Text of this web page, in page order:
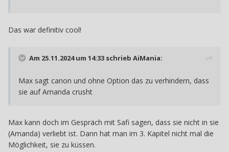
Das war definitiv cool!
Am 25.11.2024 um 14:33 schrieb AiMania:
Max sagt canon und ohne Option das zu verhindern, dass
sie auf Amanda crusht
Max kann doch im Gespräch mit Safi sagen, dass sie nicht in sie
(Amanda) verliebt ist. Dann hat man im 3. Kapitel nicht mal die
Möglichkeit, sie zu küssen.